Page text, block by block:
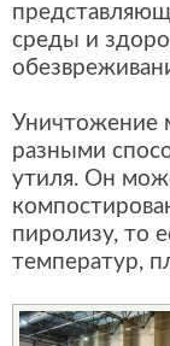
среды и
Уничтожение
разными
утиля. Он
пиролизу, то
температур,